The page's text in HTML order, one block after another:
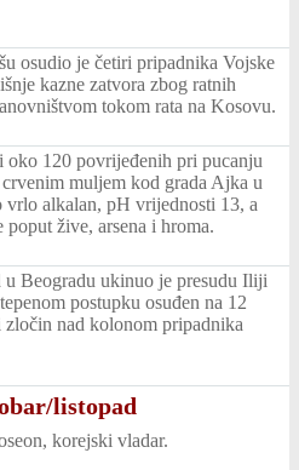
osudio je četiri pripadnika Vojske
kazne zatvora zbog ratnih
tokom rata na Kosovu.
oko 120 povrijeđenih pri pucanju
muljem kod grada Ajka u
alkalan, pH vrijednosti 13, a
poput žive, arsena i hroma.
u Beogradu ukinuo je presudu Iliji
postupku osuđen na 12
zločin nad kolonom pripadnika
listopad
korejski vladar.